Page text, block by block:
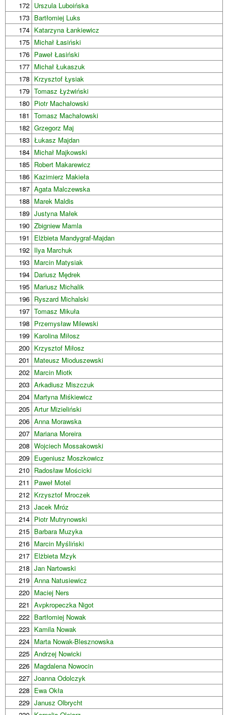
172 Urszula Luboińska
173 Bartłomiej Luks
174 Katarzyna Łankiewicz
175 Michał Łasiński
176 Paweł Łasiński
177 Michał Łukaszuk
178 Krzysztof Łysiak
179 Tomasz Łyżwiński
180 Piotr Machałowski
181 Tomasz Machałowski
182 Grzegorz Maj
183 Łukasz Majdan
184 Michał Majkowski
185 Robert Makarewicz
186 Kazimierz Makieła
187 Agata Malczewska
188 Marek Maldis
189 Justyna Małek
190 Zbigniew Mamla
191
Elżbieta Mandygraf-Majdan
192 Ilya Marchuk
193 Marcin Matysiak
194 Dariusz Mędrek
195 Mariusz Michalik
196 Ryszard Michalski
197 Tomasz Mikuła
198 Przemysław Milewski
199 Karolina Miłosz
200 Krzysztof Miłosz
201
Mateusz Mioduszewski
202 Marcin Miotk
203 Arkadiusz Miszczuk
204 Martyna Miśkiewicz
205 Artur Mizieliński
206 Anna Morawska
207 Mariana Moreira
208 Wojciech Mossakowski
209 Eugeniusz Moszkowicz
210 Radosław Mościcki
211
Paweł Motel
212 Krzysztof Mroczek
213 Jacek Mróz
214 Piotr Mutrynowski
215 Barbara Muzyka
216 Marcin Myśliński
217 Elżbieta Mzyk
218 Jan Nartowski
219 Anna Natusiewicz
220 Maciej Ners
221 Avpkropeczka Nigot
222 Bartłomiej Nowak
223 Kamila Nowak
224 Marta Nowak-Blesznowska
225 Andrzej Nowicki
226 Magdalena Nowocin
227 Joanna Odolczyk
228 Ewa Okła
229 Janusz Olbrycht